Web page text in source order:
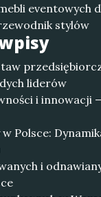
eventowych
stylów
liderów
i innowacji
w Polsce:
i